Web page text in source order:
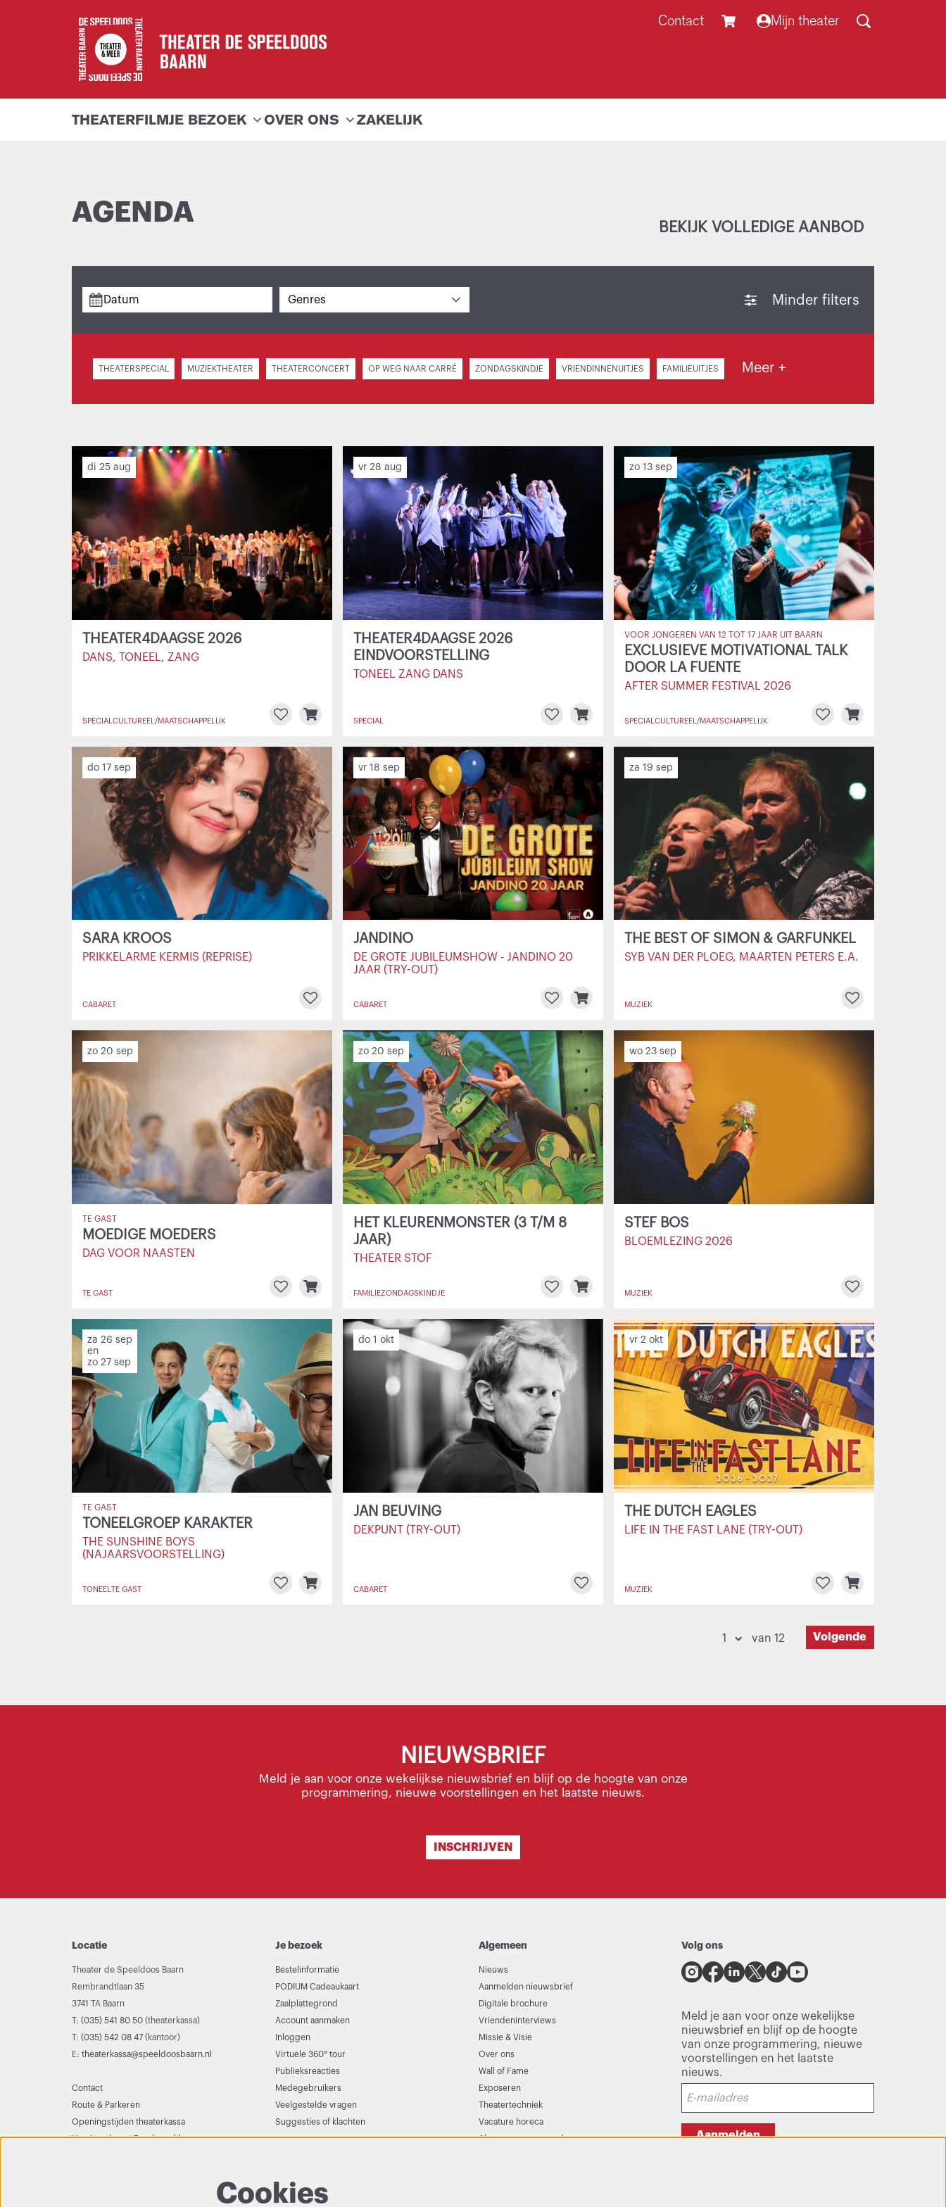
Contact Mijn theater
THEATERFILMJE BEZOEK OVER ONS ZAKELIJK
BEKIJK VOLLEDIGE AANBOD
AGENDA
Genres Minder filters
THEATERSPECIAL MUZIEKTHEATER THEATERCONCERT OP WEG NAAR CARRÉ ZONDAGSKINDJE VRIENDINNENUITJES FAMILIEUITJES Meer +
THEATER4DAAGSE 2026
DANS, TONEEL, ZANG
di 25 aug
SPECIAL CULTUREEL/MAATSCHAPPELIJK
THEATER4DAAGSE 2026
EINDVOORSTELLING
TONEEL ZANG DANS
vr 28 aug
SPECIAL
EXCLUSIEVE MOTIVATIONAL TALK
DOOR LA FUENTE
AFTER SUMMER FESTIVAL 2026
VOOR JONGEREN VAN 12 TOT 17 JAAR UIT BAARN
zo 13 sep
SPECIAL CULTUREEL/MAATSCHAPPELIJK
wensenlijstje
SARA KROOS
PRIKKELARME KERMIS (REPRISE)
do 17 sep
CABARET
JANDINO
DE GROTE JUBILEUMSHOW - JANDINO 20
JAAR (TRY-OUT)
vr 18 sep
CABARET
THE BEST OF SIMON & GARFUNKEL
SYB VAN DER PLOEG, MAARTEN PETERS E.A.
za 19 sep
MUZIEK
Naar
wensenlijstje
MOEDIGE MOEDERS
DAG VOOR NAASTEN
TE GAST
zo 20 sep
TE GAST
HET KLEURENMONSTER (3 T/M 8
JAAR)
THEATER STOF
zo 20 sep
FAMILIEZONDAGSKINDJE
STEF BOS
BLOEMLEZING 2026
wo 23 sep
MUZIEK
Naar
wensenlijstje
TONEELGROEP KARAKTER
THE SUNSHINE BOYS
(NAJAARSVOORSTELLING)
TE GAST
za 26 sep
en
zo 27 sep
TONEEL TE GAST
JAN BEUVING
DEKPUNT (TRY-OUT)
do 1 okt
CABARET
THE DUTCH EAGLES
LIFE IN THE FAST LANE (TRY-OUT)
vr 2 okt
MUZIEK
Naar
wensenlijstje
van 12 Volgende
NIEUWSBRIEF
Meld je aan voor onze wekelijkse nieuwsbrief en blijf op de hoogte van onze
programmering, nieuwe voorstellingen en het laatste nieuws.
INSCHRIJVEN
Locatie
Theater de Speeldoos Baarn
Rembrandtlaan 35
3741 TA Baarn
T: (035) 541 80 50 (theaterkassa)
T: (035) 542 08 47 (kantoor)
E: theaterkassa@speeldoosbaarn.nl
Contact
Route & Parkeren
Openingstijden theaterkassa
Vernieuwbouw Rembrandtlaan
Je bezoek
Bestelinformatie
PODIUM Cadeaukaart
Zaalplattegrond
Account aanmaken
Inloggen
Virtuele 360° tour
Publieksreacties
Medegebruikers
Veelgestelde vragen
Suggesties of klachten
Algemeen
Nieuws
Aanmelden nieuwsbrief
Digitale brochure
Vriendeninterviews
Missie & Visie
Over ons
Wall of Fame
Exposeren
Theatertechniek
Vacature horeca
Algemene voorwaarden
Volg ons
Meld je aan voor onze wekelijkse
nieuwsbrief en blijf op de hoogte
van onze programmering, nieuwe
voorstellingen en het laatste
nieuws.
Aanmelden
Cookies